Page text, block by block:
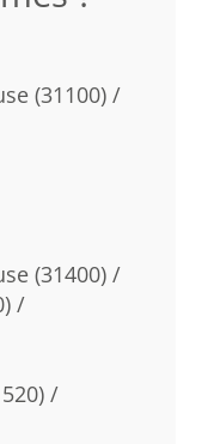
(31100) /
(31400) /
/
/